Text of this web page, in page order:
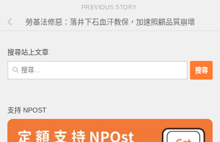
PREVIOUS STORY
勞基法修惡：落井下石血汗教保，加速照顧品質崩壞
搜尋站上文章
搜
尋
字:
支持 NPOST